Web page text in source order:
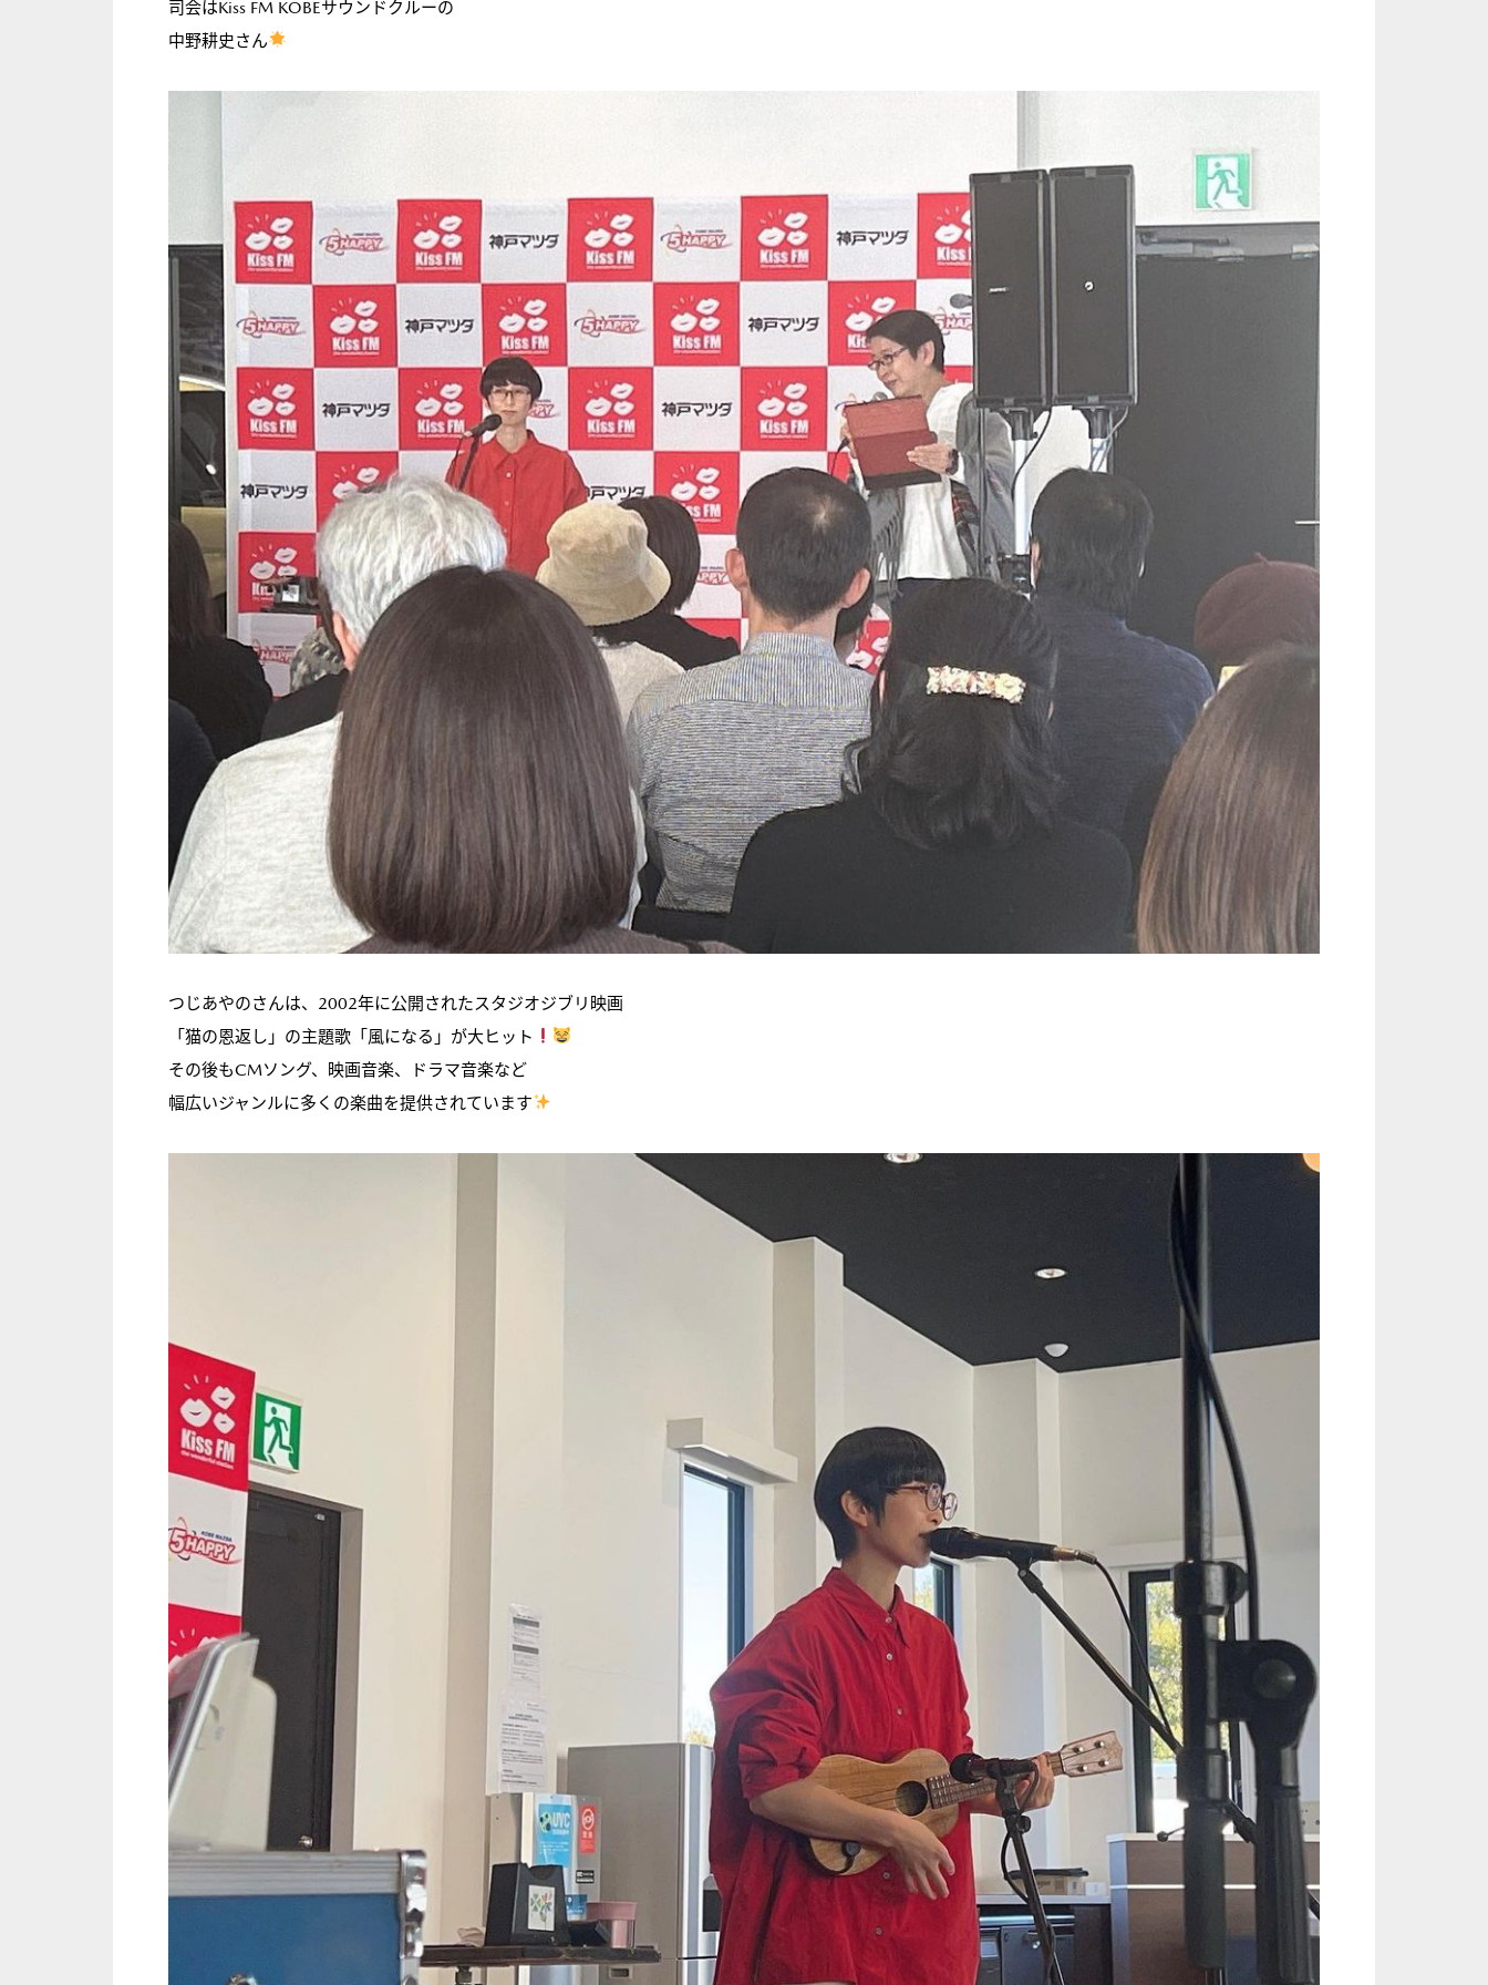
司会はKiss FM KOBEサウンドクルーの
中野耕史さん
つじあやのさんは、2002年に公開されたスタジオジブリ映画
「猫の恩返し」の主題歌「風になる」が大ヒット
その後もCMソング、映画音楽、ドラマ音楽など
幅広いジャンルに多くの楽曲を提供されています